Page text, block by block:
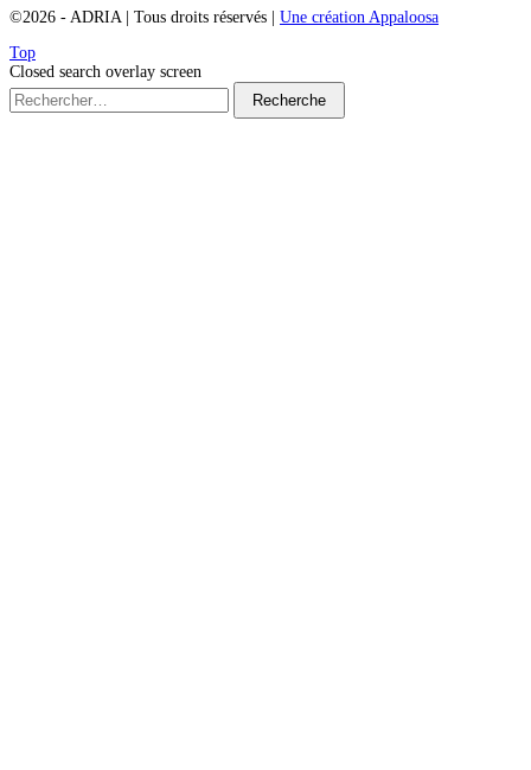
©2026 - ADRIA Tous droits réservés
Une création Appaloosa
Top
Closed search overlay screen
Recherche
pour :